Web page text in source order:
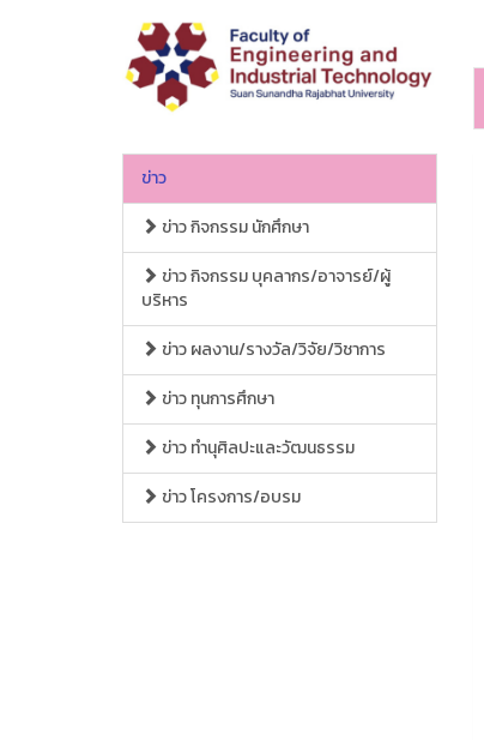
ข่าว
ข่าว กิจกรรม นักศึกษา
ข่าว กิจกรรม บุคลากร/อาจารย์/ผู้
บริหาร
ข่าว ผลงาน/รางวัล/วิจัย/วิชาการ
ข่าว ทุนการศึกษา
ข่าว ทำนุศิลปะและวัฒนธรรม
ข่าว โครงการ/อบรม